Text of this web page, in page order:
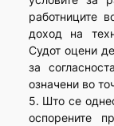
работниците
доход на
Судот оцени
за
означени во
5. Што се
оспорените